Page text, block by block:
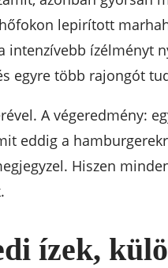
lepirított
ízélményt
egyre több rajongót
A végeredmény:
eddig a
Hiszen
ízek,